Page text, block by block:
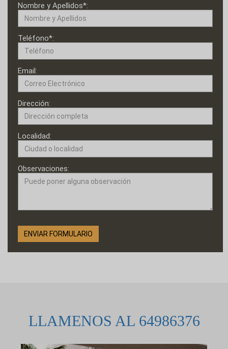
Nombre y Apellidos*:
Teléfono*:
Email:
Dirección:
Localidad:
Observaciones:
LLAMENOS AL 64986376